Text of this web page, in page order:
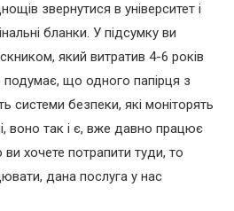
звернутися в університет і
бланки. У підсумку ви
який витратив 4-6 років
подумає, що одного папірця з
системи безпеки, які моніторять
воно так і є, вже давно працює
хочете потрапити туди, то
дана послуга у нас